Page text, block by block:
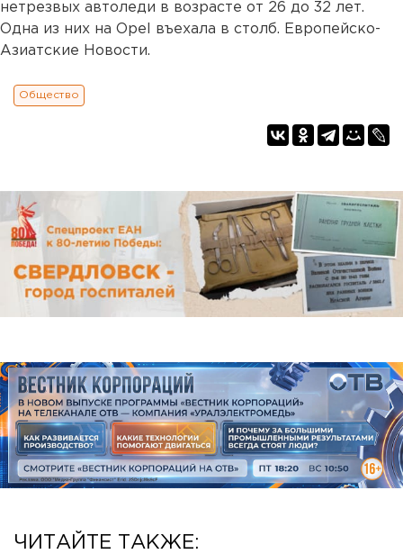
нетрезвых автоледи в возрасте от 26 до 32 лет.
Одна из них на Opel въехала в столб. Европейско-
Азиатские Новости.
Общество
ЧИТАЙТЕ ТАКЖЕ: